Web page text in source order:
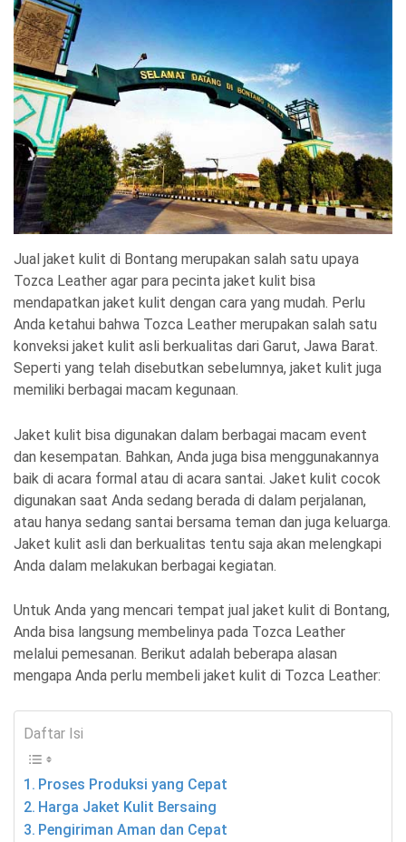
Jual jaket kulit di Bontang merupakan salah satu upaya
Tozca Leather agar para pecinta jaket kulit bisa
mendapatkan jaket kulit dengan cara yang mudah. Perlu
Anda ketahui bahwa Tozca Leather merupakan salah satu
konveksi jaket kulit asli berkualitas dari Garut, Jawa Barat.
Seperti yang telah disebutkan sebelumnya, jaket kulit juga
memiliki berbagai macam kegunaan.
Jaket kulit bisa digunakan dalam berbagai macam event
dan kesempatan. Bahkan, Anda juga bisa menggunakannya
baik di acara formal atau di acara santai. Jaket kulit cocok
digunakan saat Anda sedang berada di dalam perjalanan,
atau hanya sedang santai bersama teman dan juga keluarga.
Jaket kulit asli dan berkualitas tentu saja akan melengkapi
Anda dalam melakukan berbagai kegiatan.
Untuk Anda yang mencari tempat jual jaket kulit di Bontang,
Anda bisa langsung membelinya pada Tozca Leather
melalui pemesanan. Berikut adalah beberapa alasan
mengapa Anda perlu membeli jaket kulit di Tozca Leather:
Daftar Isi
Proses Produksi yang Cepat
Harga Jaket Kulit Bersaing
Pengiriman Aman dan Cepat